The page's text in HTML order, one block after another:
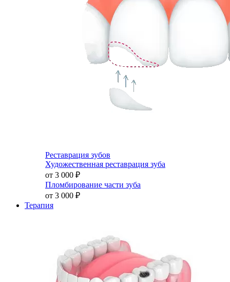
Реставрация зубов
Художественная реставрация зуба
от 3 000 ₽
Пломбирование части зуба
от 3 000 ₽
Терапия